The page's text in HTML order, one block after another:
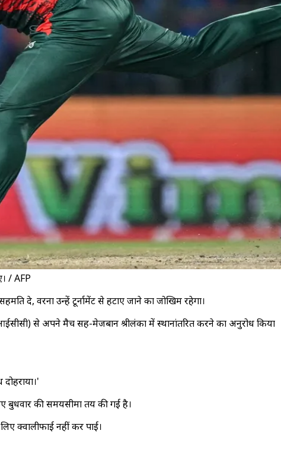
/ AFP
दे, वरना उन्हें टूर्नामेंट से हटाए जाने का जोखिम रहेगा।
से अपने मैच सह-मेजबान श्रीलंका में स्थानांतरित करने का अनुरोध किया
बुधवार की समयसीमा तय की गई है।
क्वालीफाई नहीं कर पाई।